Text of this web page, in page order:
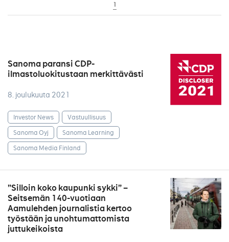
1
Sanoma paransi CDP-
ilmastoluokitustaan merkittävästi
8. joulukuuta 2021
Investor News
Vastuullisuus
Sanoma Oyj
Sanoma Learning
Sanoma Media Finland
”Silloin koko kaupunki sykki” –
Seitsemän 140-vuotiaan
Aamulehden journalistia kertoo
työstään ja unohtumattomista
juttukeikoista